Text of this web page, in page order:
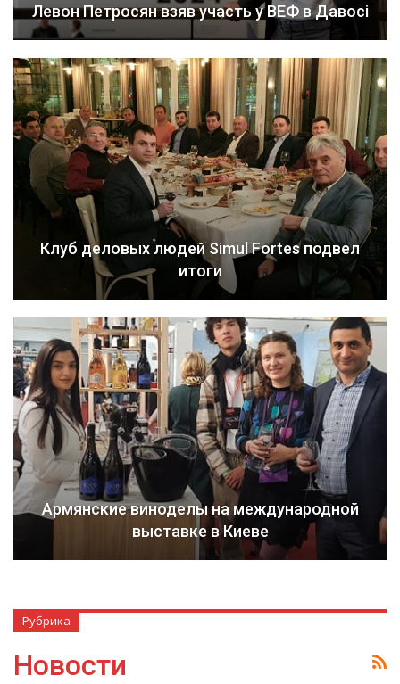
Левон Петросян взяв участь у ВЕФ в Давосі
Клуб деловых людей Simul Fortes подвел
итоги
Армянские виноделы на международной
выставке в Киеве
Рубрика
Новости